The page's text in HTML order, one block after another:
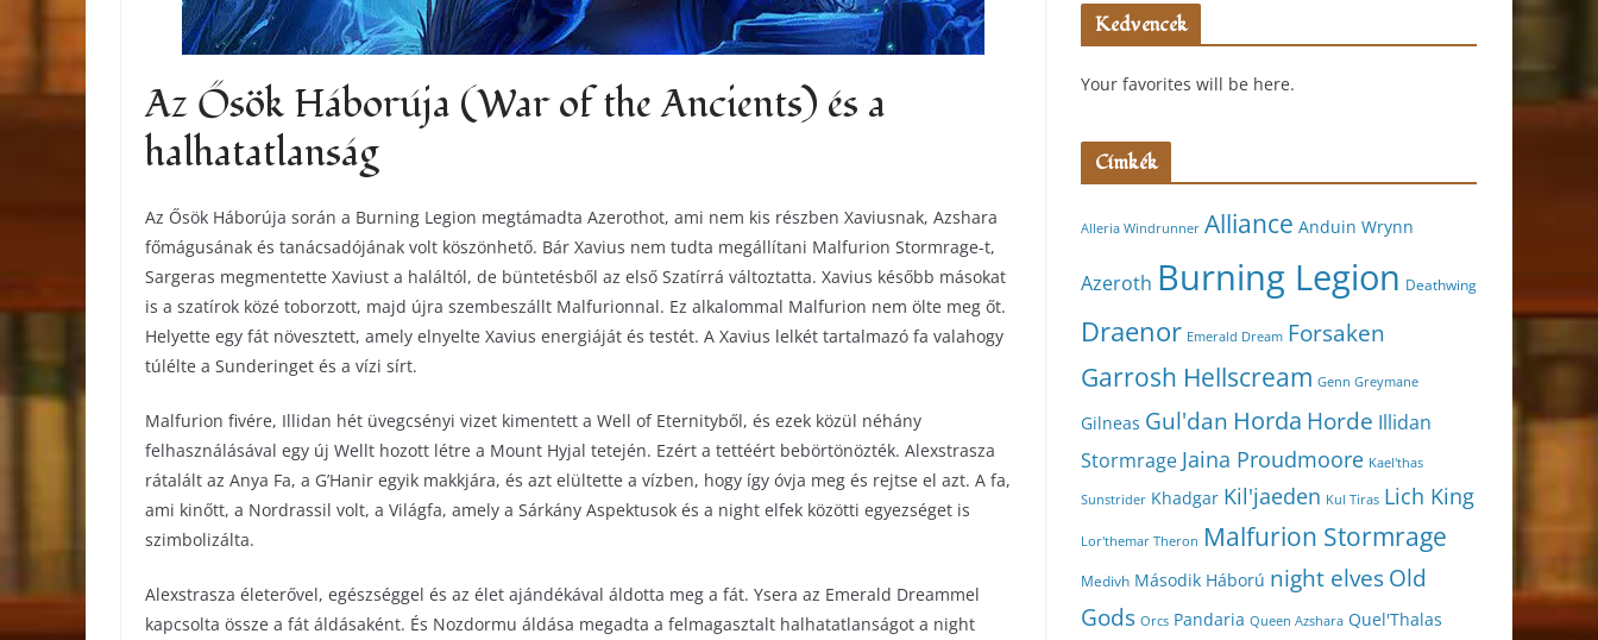
Az Ősök Háborúja (War of the Ancients) és a
halhatatlanság
Az Ősök Háborúja során a Burning Legion megtámadta Azerothot, ami nem kis részben Xaviusnak, Azshara
főmágusának és tanácsadójának volt köszönhető. Bár Xavius nem tudta megállítani Malfurion Stormrage-t,
Sargeras megmentette Xaviust a haláltól, de büntetésből az első Szatírrá változtatta. Xavius később másokat
is a szatírok közé toborzott, majd újra szembeszállt Malfurionnal. Ez alkalommal Malfurion nem ölte meg őt.
Helyette egy fát növesztett, amely elnyelte Xavius energiáját és testét. A Xavius lelkét tartalmazó fa valahogy
túlélte a Sunderinget és a vízi sírt.
Malfurion fivére, Illidan hét üvegcsényi vizet kimentett a Well of Eternityből, és ezek közül néhány
felhasználásával egy új Wellt hozott létre a Mount Hyjal tetején. Ezért a tettéért bebörtönözték. Alexstrasza
rátalált az Anya Fa, a G’Hanir egyik makkjára, és azt elültette a vízben, hogy így óvja meg és rejtse el azt. A fa,
ami kinőtt, a Nordrassil volt, a Világfa, amely a Sárkány Aspektusok és a night elfek közötti egyezséget is
szimbolizálta.
Alexstrasza életerővel, egészséggel és az élet ajándékával áldotta meg a fát. Ysera az Emerald Dreammel
kapcsolta össze a fát áldásaként. És Nozdormu áldása megadta a felmagasztalt halhatatlanságot a night
Kedvencek
Your favorites will be here.
Címkék
Alleria Windrunner Alliance Anduin Wrynn
Azeroth Burning Legion Deathwing
Draenor Emerald Dream Forsaken
Garrosh Hellscream Genn Greymane
Gilneas Gul'dan Horda Horde Illidan
Stormrage Jaina Proudmoore Kael'thas
Sunstrider Khadgar Kil'jaeden Kul Tiras Lich King
Lor'themar Theron Malfurion Stormrage
Medivh Második Háború night elvesOld
Gods Orcs Pandaria Queen Azshara Quel'Thalas